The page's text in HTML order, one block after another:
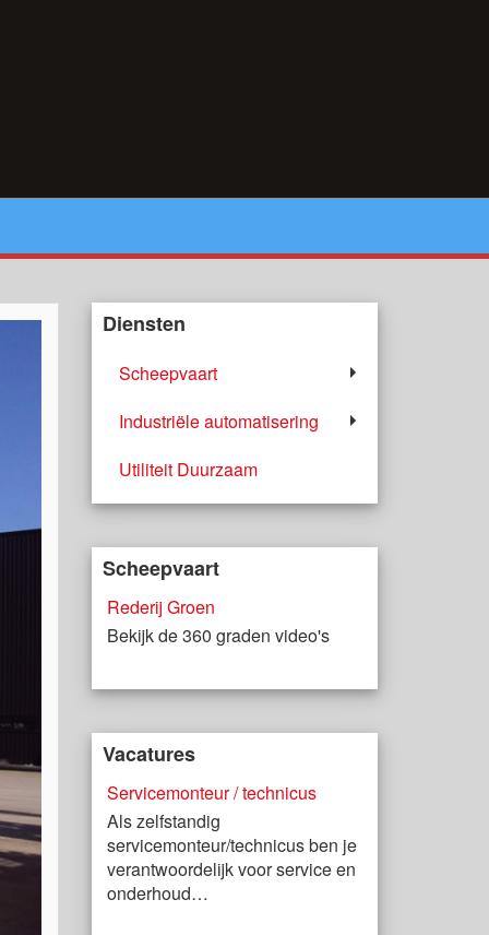
Diensten
Scheepvaart
Industriële automatisering
Utiliteit Duurzaam
Scheepvaart
Rederij Groen
Bekijk de 360 graden video's
Vacatures
Servicemonteur / technicus
Als zelfstandig
servicemonteur/technicus ben je
verantwoordelijk voor service en
onderhoud…